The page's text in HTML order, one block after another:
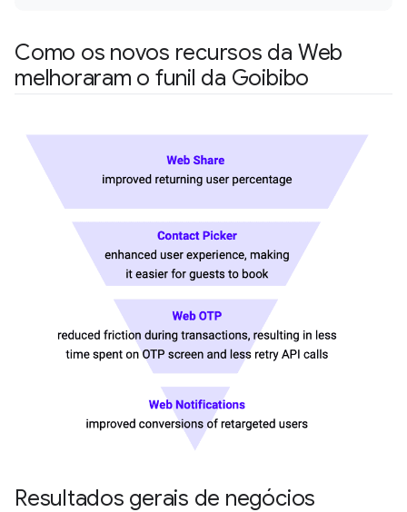
Como os novos recursos da Web
melhoraram o funil da Goibibo
Resultados gerais de negócios